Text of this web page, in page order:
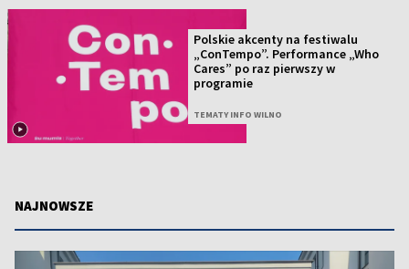
Polskie akcenty na festiwalu
„ConTempo”. Performance „Who
Cares” po raz pierwszy w
programie
TEMATY INFO WILNO
NAJNOWSZE